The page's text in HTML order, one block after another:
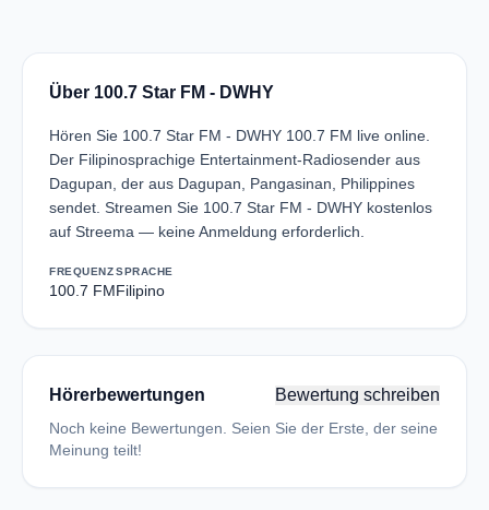
Über 100.7 Star FM - DWHY
Hören Sie 100.7 Star FM - DWHY 100.7 FM live online.
Der Filipinosprachige Entertainment-Radiosender aus
Dagupan, der aus Dagupan, Pangasinan, Philippines
sendet. Streamen Sie 100.7 Star FM - DWHY kostenlos
auf Streema — keine Anmeldung erforderlich.
FREQUENZ
100.7 FM
SPRACHE
Filipino
Hörerbewertungen Bewertung schreiben
Noch keine Bewertungen. Seien Sie der Erste, der seine
Meinung teilt!